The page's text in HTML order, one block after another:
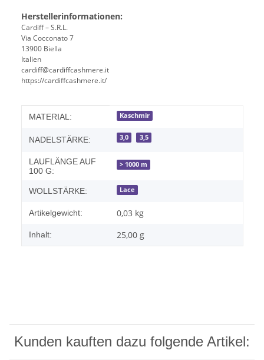
Herstellerinformationen:
Cardiff – S.R.L.
Via Cocconato 7
13900 Biella
Italien
cardiff@cardiffcashmere.it
https://cardiffcashmere.it/
Produkteigenschaft
Wert
MATERIAL: Kaschmir
NADELSTÄRKE: 3,0 3,5
LAUFLÄNGE AUF
100 G:
> 1000 m
WOLLSTÄRKE: Lace
Artikelgewicht: 0,03 kg
Inhalt: 25,00 g
Kunden kauften dazu folgende Artikel: